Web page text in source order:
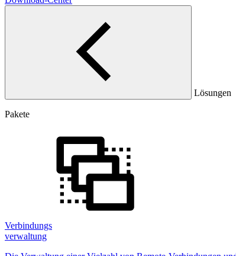
Lösungen
Pakete
Verbindungs
verwaltung